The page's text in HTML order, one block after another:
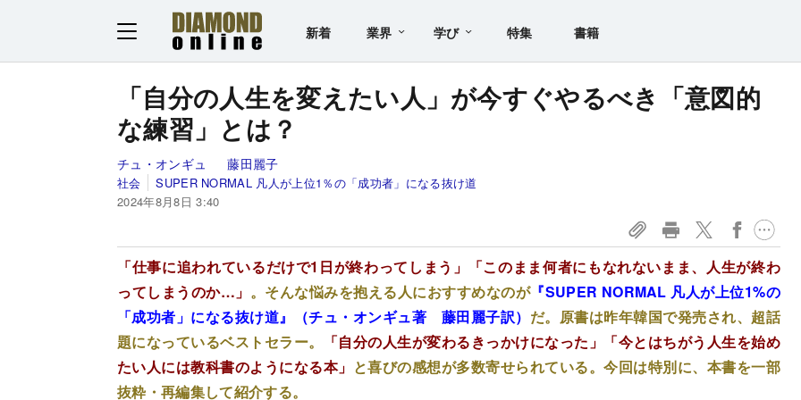
新着 業界 学び 特集 書籍
「自分の人生を変えたい人」が今すぐやるべき「意図的
な練習」とは？
チュ・オンギュ 藤田麗子
社会
SUPER NORMAL 凡人が上位1％の「成功者」になる抜け道
2024年8月8日 3:40
「仕事に追われているだけで1日が終わってしまう」「このまま何者にもなれないまま、人生が終わ
ってしまうのか…」 。そんな悩みを抱える人におすすめなのが『SUPER NORMAL 凡人が上位1%の
「成功者」になる抜け道』（チュ・オンギュ著 藤田麗子訳） だ。原書は昨年韓国で発売され、超話
題になっているベストセラー。
「自分の人生が変わるきっかけになった」「今とはちがう人生を始め
たい人には教科書のようになる本」 と喜びの感想が多数寄せられている。今回は特別に、本書を一部
抜粋・再編集して紹介する。